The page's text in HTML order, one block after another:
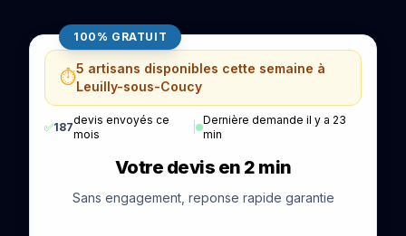
100% GRATUIT
⏱️5 artisans disponibles cette semaine à
Leuilly-sous-Coucy
✅187
devis envoyés ce
mois
|
Dernière demande il y a 23
min
Votre devis en 2 min
Sans engagement, reponse rapide garantie